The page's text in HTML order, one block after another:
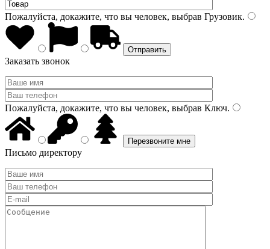
Пожалуйста, докажите, что вы человек, выбрав Грузовик.
Заказать звонок
Пожалуйста, докажите, что вы человек, выбрав Ключ.
Письмо директору